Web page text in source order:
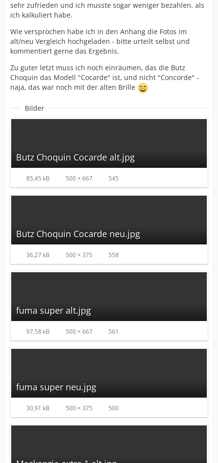
sehr zufrieden und ich musste sogar weniger bezahlen, als
ich kalkuliert habe.
Wie versprochen habe ich in den Anhang die Fotos im
alt/neu Vergleich hochgeladen - bitte urteilt selbst und
kommentiert gerne das Ergebnis.
Zu guter letzt muss ich noch einräumen, das die Butz
Choquin das Modell "Cocarde" ist, und nicht "Concorde" -
naja, das war noch mit der alten Brille
Bilder
Butz Choquin Cocarde alt.jpg
85,45 kB 500 × 667 545
Butz Choquin Cocarde neu.jpg
36,27 kB 500 × 375 558
fuma super alt.jpg
97,58 kB 500 × 667 561
fuma super neu.jpg
30,91 kB 500 × 375 500